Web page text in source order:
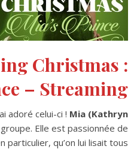
Christmas :
– Streaming
adoré celui-ci ! Mia (Kathryn
Elle est passionnée de
particulier, qu’on lui lisait tous